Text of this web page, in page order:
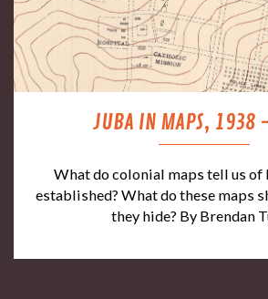
JUBA IN MAPS, 1938
What do colonial maps tell us of
established? What do these maps
they hide? By Brendan